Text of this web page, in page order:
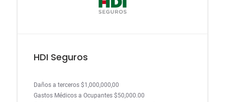
HDI Seguros
Daños a terceros $1,000,000,00
Gastos Médicos a Ocupantes $50,000.00